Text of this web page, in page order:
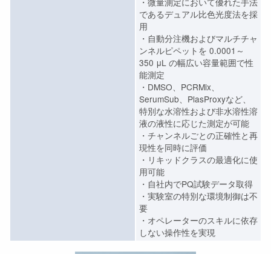
であるデュアル比色光度法を採
用
・自動分注機およびマルチチャ
ンネルピペットを 0.0001～
350 μL の幅広い容量範囲で性
能測定
・DMSO、PCRMix、
SerumSub、PlasProxyなど、
特別な水溶性および非水溶性溶
液の液性に応じた測定が可能
・チャンネルごとの正確性と再
現性を同時に評価
・リキッドクラスの最適化に使
用可能
・自社内でPQ試験データ取得
・実験室の特別な環境制御は不
要
・オペレーターのスキルに依存
しない操作性を実現